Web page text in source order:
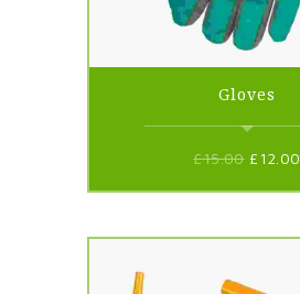
Gloves
£15.00 £ 12.00